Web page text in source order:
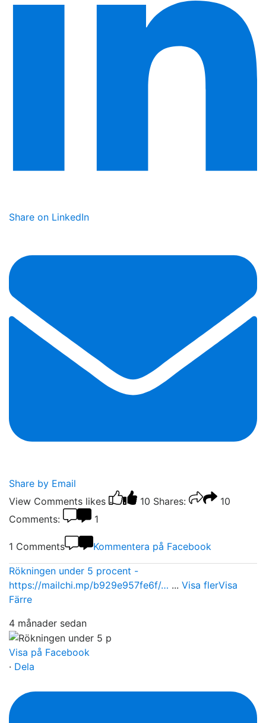
Share on LinkedIn
Share by Email
View Comments likes 10 Shares:
10
Comments:
1
1 Comments Kommentera på Facebook
Rökningen under 5 procent -
https://mailchi.mp/b929e957fe6f/… ... Visa flerVisa
Färre
4 månader sedan
Visa på Facebook
· Dela